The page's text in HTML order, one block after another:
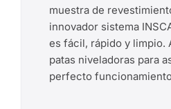
muestra de
innovador sistema
es fácil, rápido y limpio.
patas niveladoras para
perfecto